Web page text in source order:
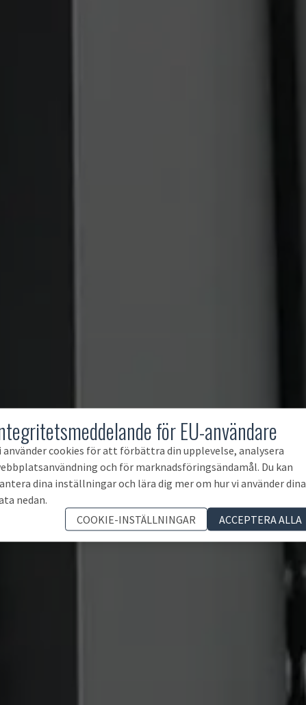
för EU-användare
använder cookies för att förbättra din upplevelse, analysera
och för marknadsföringsändamål. Du kan
dina inställningar och lära dig mer om hur vi använder dina
nedan.
COOKIE-INSTÄLLNINGAR
ACCEPTERA ALLA